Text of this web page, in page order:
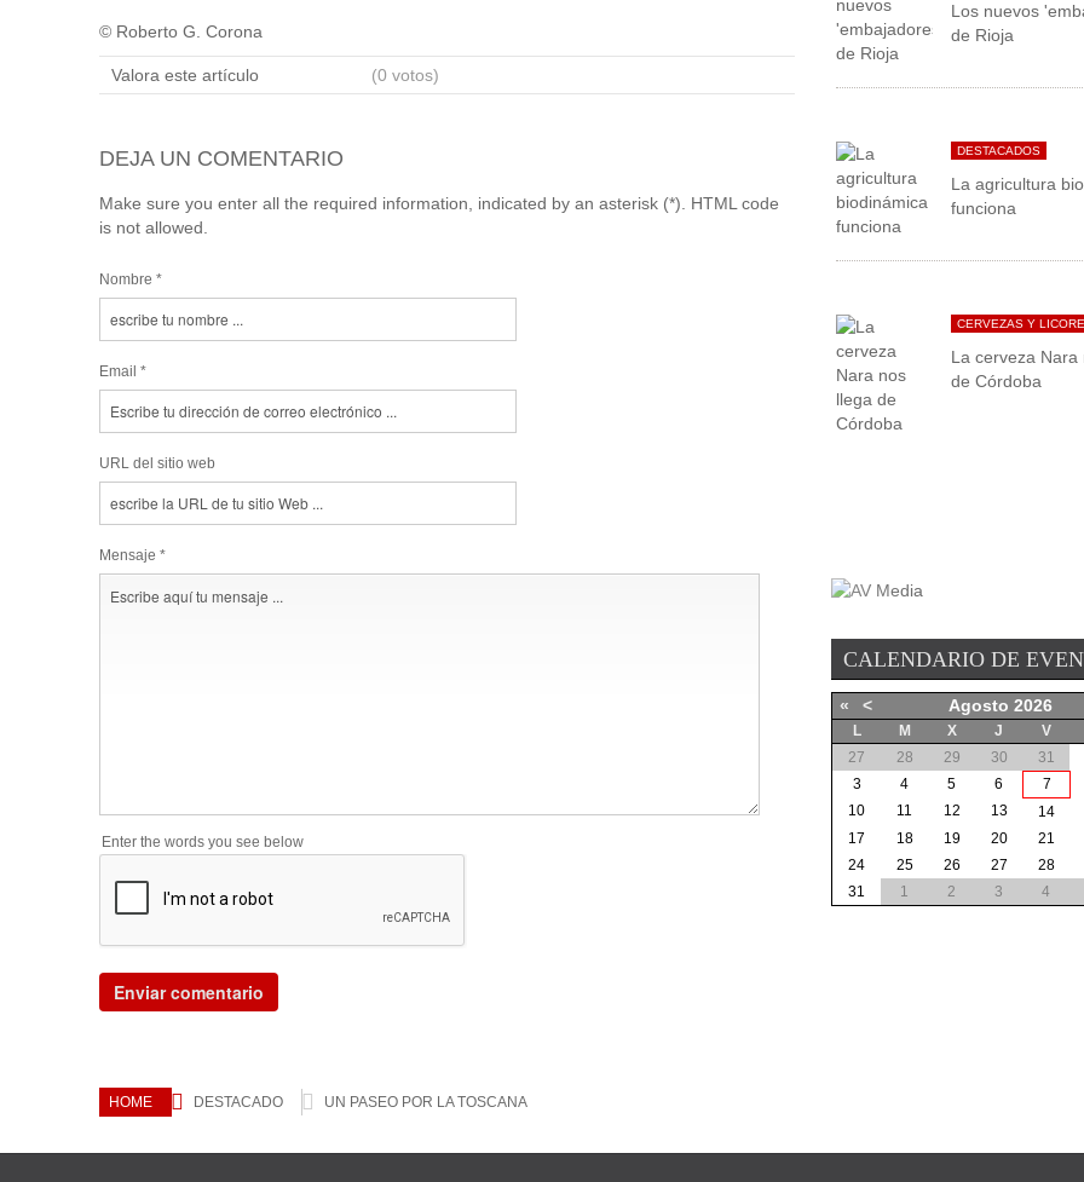
© Roberto G. Corona
Valora este artículo (0 votos)
DEJA UN COMENTARIO
Make sure you enter all the required information, indicated by an asterisk (*). HTML code
is not allowed.
Nombre *
Email *
URL del sitio web
Mensaje *
Enter the words you see below
HOME DESTACADO UN PASEO POR LA TOSCANA
Los nuevos
de Rioja
DESTACADOS
La agricultura
funciona
CERVEZAS Y
La cerveza Nara
de Córdoba
CALENDARIO DE
« < Agosto 2026
L M X J V
27
28 29 30 31
3
4 5 6 7
10
11 12 13 14
17
18 19 20 21
24
25 26 27 28
31
1 2 3 4